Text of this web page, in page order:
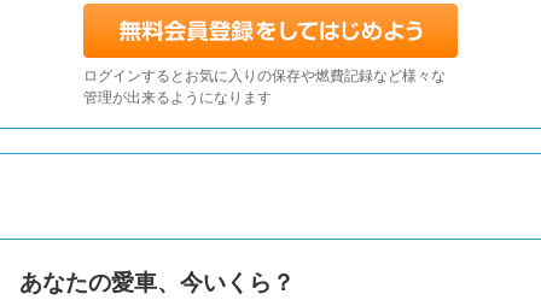
ログインするとお気に入りの保存や燃費記録など様々な
管理が出来るようになります
あなたの愛車、今いくら？